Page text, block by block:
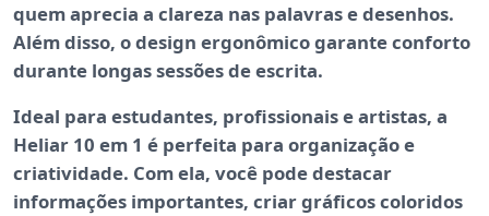
quem aprecia a clareza nas palavras e desenhos.
Além disso, o design ergonômico garante conforto
durante longas sessões de escrita.
Ideal para estudantes, profissionais e artistas, a
Heliar 10 em 1 é perfeita para organizaçãoe
criatividade. Com ela, você pode destacar
informações importantes, criar gráficos coloridos